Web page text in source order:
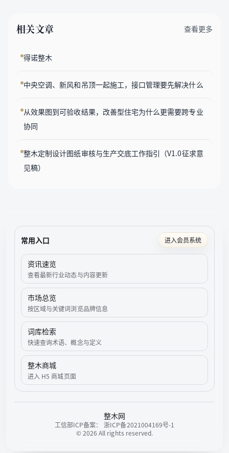
相关文章 查看更多
得诺整木
中央空调、新风和吊顶一起施工，接口管理要先解决什么
从效果图到可验收结果，改善型住宅为什么更需要跨专业
协同
整木定制设计图纸审核与生产交底工作指引（V1.0征求意
见稿）
常用入口 进入会员系统
资讯速览
查看最新行业动态与内容更新
市场总览
按区域与关键词浏览品牌信息
词库检索
快速查询术语、概念与定义
整木商城
进入 H5 商城页面
整木网
工信部ICP备案：
浙ICP备2021004169号-1
©2026 All rights reserved.